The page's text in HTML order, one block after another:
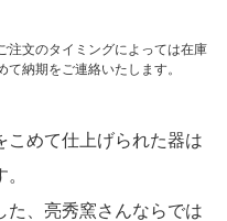
文のタイミングによっては在庫
納期をご連絡いたします。
こめて仕上げられた器は
た、亮秀窯さんならでは